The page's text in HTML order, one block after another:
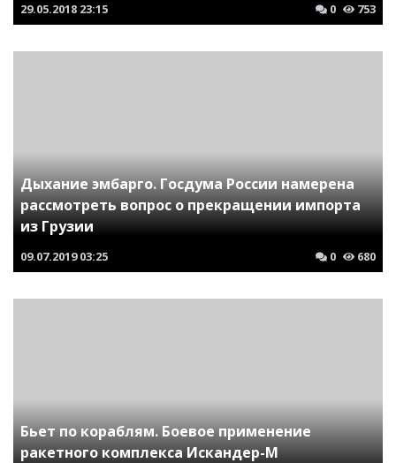
29.05.2018 23:15 0 753
Дыхание эмбарго. Госдума России намерена
рассмотреть вопрос о прекращении импорта
из Грузии
09.07.2019 03:25 0 680
Бьет по кораблям. Боевое применение
ракетного комплекса Искандер-М